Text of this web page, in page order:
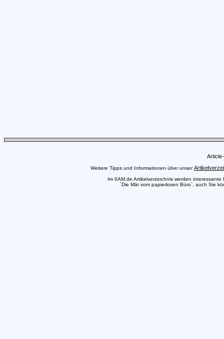
Weitere Tipps und Informationen über unser
Im 0AM.de Artikelverzeichnis werden
`Die Mär vom papierlosen Büro`, auch Sie